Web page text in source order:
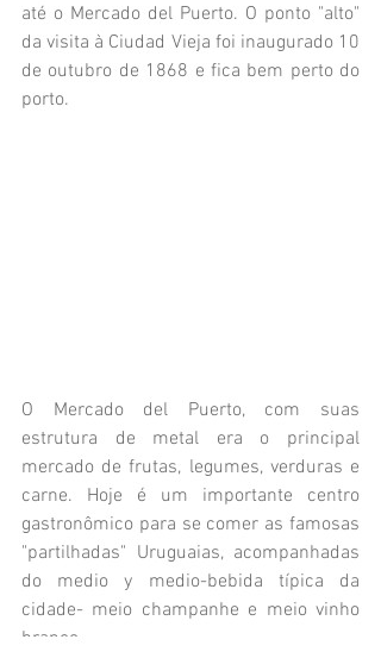
até o Mercado del Puerto. O ponto "alto"
da visita à Ciudad Vieja foi inaugurado 10
de outubro de 1868 e fica bem perto do
porto.
O Mercado del Puerto, com suas
estrutura de metal era o principal
mercado de frutas, legumes, verduras e
carne. Hoje é um importante centro
gastronômico para se comer as famosas
"partilhadas" Uruguaias, acompanhadas
do medio y medio-bebida típica da
cidade- meio champanhe e meio vinho
branco.